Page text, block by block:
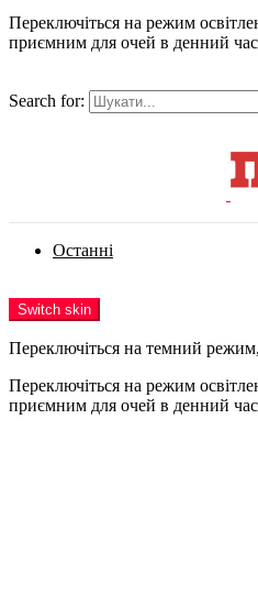
Переключіться на режим
приємним для очей в денний
Search for:
Останні
Switch skin
Переключіться на темний
Переключіться на режим
приємним для очей в денний